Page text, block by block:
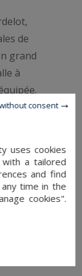
de
grand
à
de 1
risques
sur
uses cookies
a tailored
and find
time in the
cookies".
consent